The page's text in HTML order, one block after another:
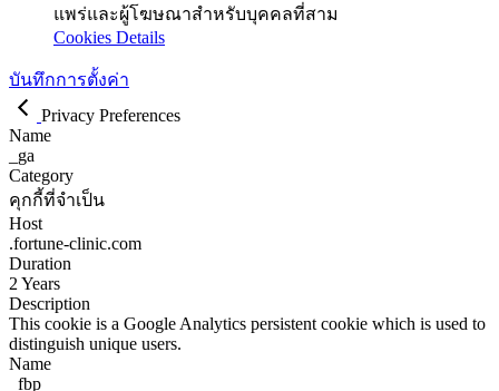
แพร่และผู้โฆษณาสำหรับบุคคลที่สาม
Cookies Details
บันทึกการตั้งค่า
Privacy Preferences
Name
_ga
Category
คุกกี้ที่จำเป็น
Host
.fortune-clinic.com
Duration
2 Years
Description
This cookie is a Google Analytics persistent cookie which is used to
distinguish unique users.
Name
_fbp